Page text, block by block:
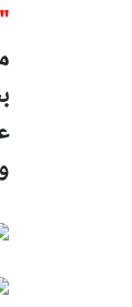
"